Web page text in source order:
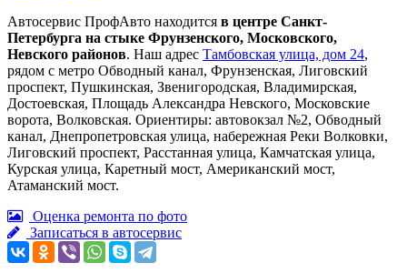
Автосервис ПрофАвто находится в центре Санкт-
Петербурга на стыке Фрунзенского, Московского,
Невского районов. Наш адрес Тамбовская улица, дом 24,
рядом с метро Обводный канал, Фрунзенская, Лиговский
проспект, Пушкинская, Звенигородская, Владимирская,
Достоевская, Площадь Александра Невского, Московские
ворота, Волковская. Ориентиры: автовокзал №2, Обводный
канал, Днепропетровская улица, набережная Реки Волковки,
Лиговский проспект, Расстанная улица, Камчатская улица,
Курская улица, Каретный мост, Американский мост,
Атаманский мост.
Оценка ремонта по фото
Записаться в автосервис